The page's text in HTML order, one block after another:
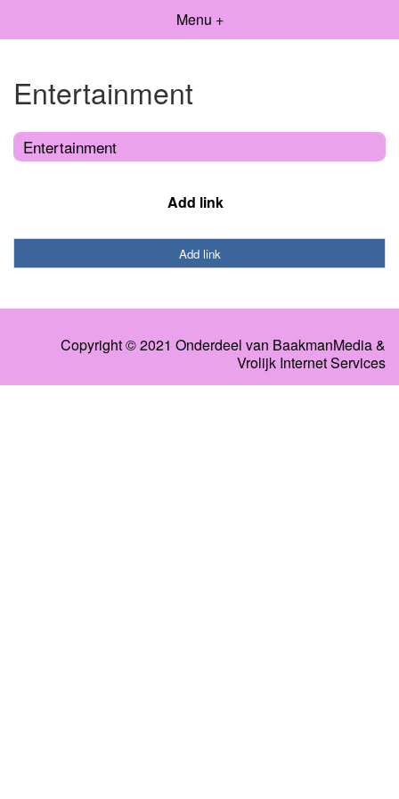
Menu +
Entertainment
Entertainment
Add link
Add link
Copyright © 2021 Onderdeel van BaakmanMedia&
Vrolijk Internet Services